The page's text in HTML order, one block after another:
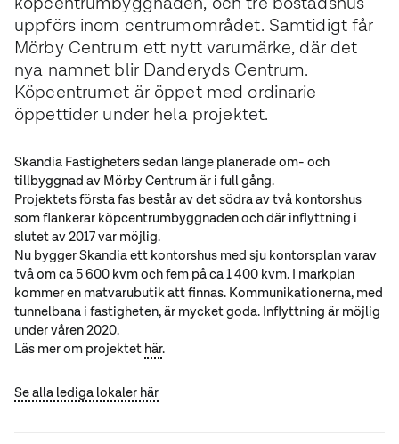
uppförs inom centrumområdet. Samtidigt får
Mörby Centrum ett nytt varumärke, där det
nya namnet blir Danderyds Centrum.
Köpcentrumet är öppet med ordinarie
öppettider under hela projektet.
Skandia Fastigheters sedan länge planerade om- och
tillbyggnad av Mörby Centrum är i full gång.
Projektets första fas består av det södra av två kontorshus
som flankerar köpcentrumbyggnaden och där inflyttning i
slutet av 2017 var möjlig.
Nu bygger Skandia ett kontorshus med sju kontorsplan varav
två om ca 5 600 kvm och fem på ca 1 400 kvm. I markplan
kommer en matvarubutik att finnas. Kommunikationerna, med
tunnelbana i fastigheten, är mycket goda. Inflyttning är möjlig
under våren 2020.
Läs mer om projektet här.
Se alla lediga lokaler här